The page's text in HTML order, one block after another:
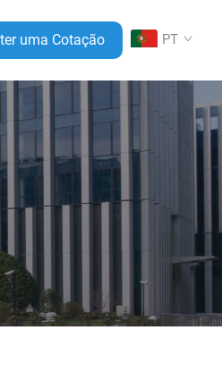
uma Cotação PT